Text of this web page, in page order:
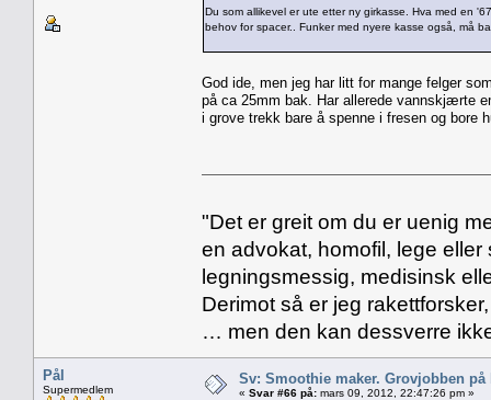
Du som allikevel er ute etter ny girkasse. Hva med en
behov for spacer.. Funker med nyere kasse også, må
God ide, men jeg har litt for mange felger
på ca 25mm bak. Har allerede vannskjærte
i grove trekk bare å spenne i fresen og bore
"Det er greit om du er uenig
en advokat, homofil, lege
legningsmessig, medisinsk
Derimot så er jeg
… men den kan dessverre
Pål
Supermedlem
Sv: Smoothie maker. Grovjobben
« Svar #66 på: mars 09, 2012, 22:47:26 pm »